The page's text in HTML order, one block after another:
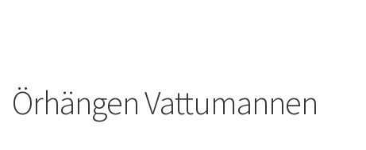
Örhängen Vattumannen